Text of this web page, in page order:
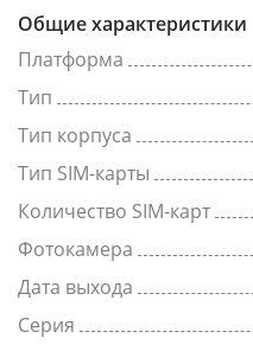
Общие характеристики
Платформа
Тип
Тип корпуса
Тип SIM-карты
Количество SIM-карт
Фотокамера
Дата выхода
Серия